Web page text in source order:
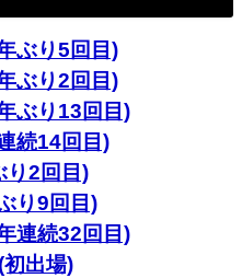
ぶり5回目)
ぶり2回目)
ぶり13回目)
続14回目)
り2回目)
り9回目)
連続32回目)
出場)